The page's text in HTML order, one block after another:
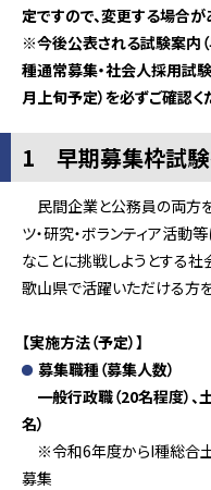
定ですので、変更する場合が
※今後公表される試験案内
種通常募集・社会人採用試
月上旬予定）を必ずご確認く
1 早期募集枠試験
民間企業と公務員の両方
ツ・研究・ボランティア活動
なことに挑戦しようとする社
歌山県で活躍いただける方
【実施方法（予定）】
募集職種（募集人数）
一般行政職（20名程度）
名）
※令和6年度からI種総合
募集